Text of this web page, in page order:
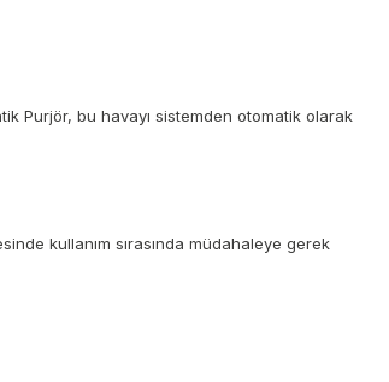
Purjör, bu havayı sistemden otomatik olarak
kullanım sırasında müdahaleye gerek